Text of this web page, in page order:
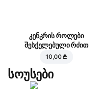
კენკრის როლები
შესქელებული რძით
10,00 ₾
სოუსები